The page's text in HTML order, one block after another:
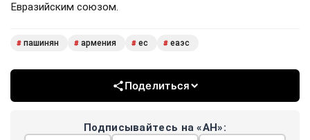
Евразийским союзом.
# пашинян # армения # ес # еаэс
Поделиться
Подписывайтесь на «АН»: